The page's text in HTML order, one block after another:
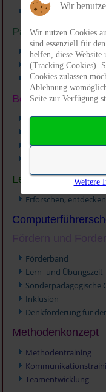
"Ziggy zeigt Zähne"
Partizipation -
Klassenpatenschaften
Spieleausgabe
Aufsicht in den Fluren
Bewegte Schule
Bewegungsraum
Lauftraining
Lernwerkstatt
Erforschen,
Fördern und
Förderband
Lern- und Übungszeit
Sonderpädagogische
Inklusion
Denkförderung für
Methodenkonzept
Methodentraining
Teamentwicklung
Wir
Wir nutzen Cookies
sind essenziell für
helfen, diese Website
(Tracking Cookies).
Cookies zulassen
Ablehnung
Seite zur Verfügung
Weitere